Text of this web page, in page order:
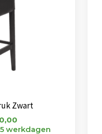
Zwart
werkdagen